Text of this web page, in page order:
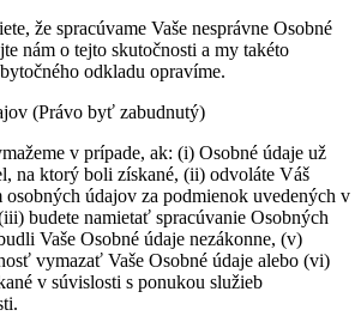
že spracúvame Vaše nesprávne Osobné
nám o tejto skutočnosti a my takéto
odkladu opravíme.
(Právo byť zabudnutý)
v prípade, ak: (i) Osobné údaje už
na ktorý boli získané, (ii) odvoláte Váš
osobných údajov za podmienok uvedených v
budete namietať spracúvanie Osobných
Vaše Osobné údaje nezákonne, (v)
vymazať Vaše Osobné údaje alebo (vi)
v súvislosti s ponukou služieb